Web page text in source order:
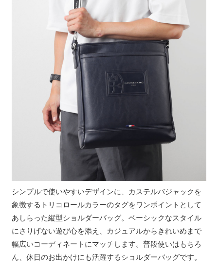
シンプルで使いやすいデザインに、カステルバジャックを
象徴するトリコロールカラーのタグをワンポイントとして
あしらった縦型ショルダーバッグ。ベーシックなスタイル
にさりげない遊び心を添え、カジュアルからきれいめまで
幅広いコーディネートにマッチします。普段使いはもちろ
ん、休日のお出かけにも活躍するショルダーバッグです。